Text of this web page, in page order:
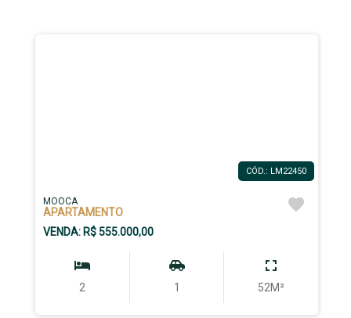
CÓD.: LM22450
MOOCA
APARTAMENTO
VENDA: R$ 555.000,00
2 1 52M²